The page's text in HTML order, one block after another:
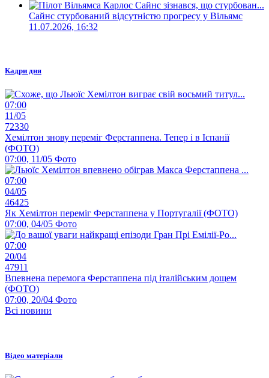
Сайнс стурбований відсутністю прогресу у Вільямс
11.07.2026, 16:32
Кадри дня
07:00
11/05
72330
Хемілтон знову переміг Ферстаппена. Тепер і в Іспанії
(ФОТО)
07:00, 11/05 Фото
07:00
04/05
46425
Як Хемілтон переміг Ферстаппена у Португалії (ФОТО)
07:00, 04/05 Фото
07:00
20/04
47911
Впевнена перемога Ферстаппена під італійським дощем
(ФОТО)
07:00, 20/04 Фото
Всі новини
Відео матеріали